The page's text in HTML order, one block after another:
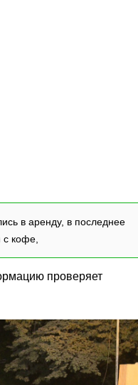
в аренду, в последнее
с кофе,
проверяет